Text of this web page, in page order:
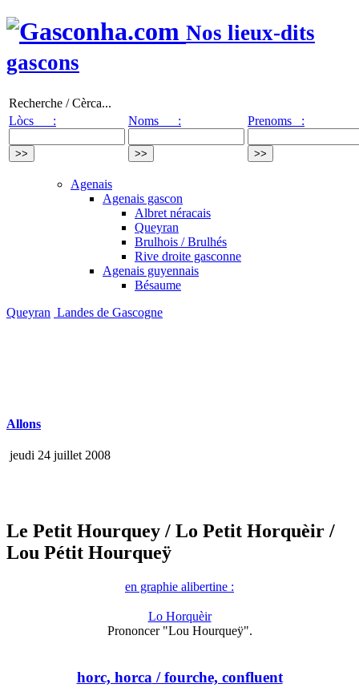
Nos lieux-dits
gascons
Recherche / Cèrca...
Lòcs :
Noms : Prenoms :
Agenais
Agenais gascon
Albret néracais
Queyran
Brulhois / Brulhés
Rive droite gasconne
Agenais guyennais
Bésaume
Queyran Landes de Gascogne
Allons
jeudi 24 juillet 2008
Le Petit Hourquey / Lo Petit Horquèir /
Lou Pétit Hourqueÿ
en graphie alibertine :
Lo Horquèir
Prononcer "Lou Hourqueÿ".
horc, horca / fourche, confluent